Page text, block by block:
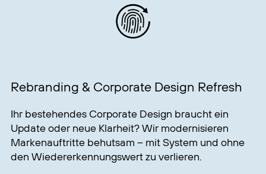
Rebranding & Corporate Design Refresh
Ihr bestehendes Corporate Design braucht ein
Update oder neue Klarheit? Wir modernisieren
Markenauftritte behutsam – mit System und ohne
den Wiedererkennungswert zu verlieren.